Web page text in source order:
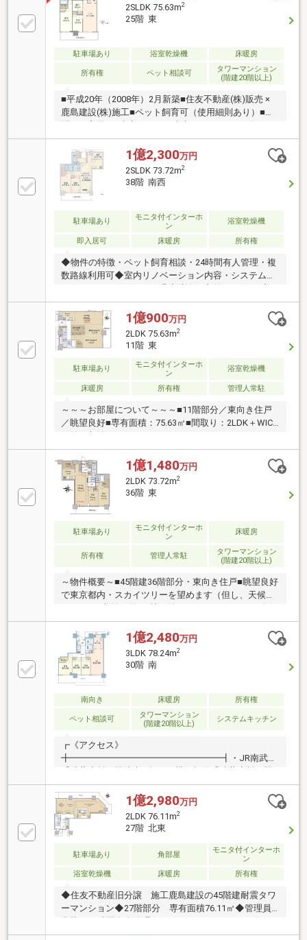
2SLDK 75.63m2
25階 東
駐車場あり 浴室乾燥機 床暖房
所有権 ペット相談可
タワーマンション
(階建20階以上)
■平成20年（2008年）2月新築■住友不動産(株)販売 ×
鹿島建設(株)施工■ペット飼育可（使用細則あり）■宅
配BOX完備 ■東京タワーと東京スカイツリービュー
（※天候による）■25階部分、東向き住戸
■75.63m2（22.87坪）■2LDK＋N＋WIC■長方形・アウ
トフレーム工法につき、家具の配置がしやすいです■
東側が抜けているため眺望や採光が良好です■約12帖
のリビング・ダイニング■洋室（約8.7帖）にはウォー
クンクローゼット
1億2,300万円
2SLDK 73.72m2
38階 南西
駐車場あり
モニタ付インターホ
ン
浴室乾燥機
即入居可 床暖房 所有権
◆物件の特徴・ペット飼育相談・24時間有人管理・複
数路線利用可◆室内リノベーション内容・システムキ
ッチン・ユニットバス・温水洗浄便座付トイレetc◆イ
ンテリックスの販売実績 ・R1(適合リノベーション)
住宅発行ランキング3年連続NO.1！ ・年間1000戸以
上のリノベーション実績 ・累計販売戸数2万8000戸
突破!◆都市銀行、ネット銀行等住宅ローン一括事前審
査可能！ネット銀行はじめ大手金融機関の都市銀行や
地方銀行と幅広く提携をしています!物件によって使用
できる銀行も変わりますので、是非一度ご相談くださ
1億900万円
2LDK 75.63m2
11階 東
駐車場あり
モニタ付インターホ
ン
浴室乾燥機
床暖房 所有権 管理人常駐
～～～お部屋について～～～■11階部分／東向き住戸
／眺望良好■専有面積：75.63㎡■間取り：2LDK＋WIC
各居室バルコニーに面し、明るく開放感のある間取
り。■LD／床暖房有・ピクチャーレール有■キッチン／
生ごみディスポ―ザー・食器洗浄乾燥機■浴室／オート
バス・浴室暖房換気乾燥機■収納豊富な間取り・納戸
収納約2.3帖・洋室(約8.7帖)／ウォークインクローゼッ
ト＋2ヶ所のクローゼット・洋室(約5.2帖)／2ヶ所のク
ローゼット・その他リネン庫・通路部分の収納等
1億1,480万円
2LDK 73.72m2
36階 東
駐車場あり
モニタ付インターホ
ン
床暖房
所有権 管理人常駐
タワーマンション
(階建20階以上)
～物件概要～■45階建36階部分・東向き住戸■眺望良好
で東京都内・スカイツリーを望めます（但し、天候に
ックス（両サイド）・通路収納有り■住友不動産旧分
譲 施工鹿島建設の45階建タワーマンション■36階部
分 専有面積73.72㎡（約22.30坪）■安心の24時間有人
管理（管理員常駐管理）■LDKと洋室にまたがるバルコ
ニー■宅配ボックス■二重床・二重天井構造■ペット飼
育可(飼育細則有)■各階にダストステーション有(24時
間ゴミ出し可能)■コンシェルジュサービス有
1億2,480万円
3LDK 78.24m2
30階 南
南向き 床暖房 所有権
ペット相談可
タワーマンション
(階建20階以上)
システムキッチン
┏《アクセス》
╋━━━━━━━━━━━━━━━━━┫・JR南武線
徒歩3分・東急東横線「武蔵小杉」駅徒歩7分・東急目
黒線「武蔵小杉」駅徒歩7分┏《お部屋について》
╋━━━━━━━━━━━━━━━━━┫・全居室が
南向きの為、陽当たり・風通し良好・洋室（7.1畳）に
ウォークインクローゼット、各居室にはクローゼッ
ト、更に廊下に壁面収納、リビング部分にストレージ
など収納豊富・各階にダストステーションあり・廊下
部分が少ない無駄のない間取り設計となっておりま
用いただけます。
1億2,980万円
2LDK 76.11m2
27階 北東
駐車場あり 角部屋
モニタ付インターホ
ン
浴室乾燥機
床暖房 所有権
◆住友不動産旧分譲 施工鹿島建設の45階建耐震タワ
ーマンション◆27階部分 専有面積76.11㎡◆管理員
（8：00～20：00）有り◆キッチンにはディスポーザ